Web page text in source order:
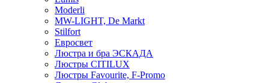
Moderli
MW-LIGHT, De Markt
Stilfort
Евросвет
Люстра и бра ЭСКАДА
Люстры CITILUX
Люстры Favourite, F-Promo